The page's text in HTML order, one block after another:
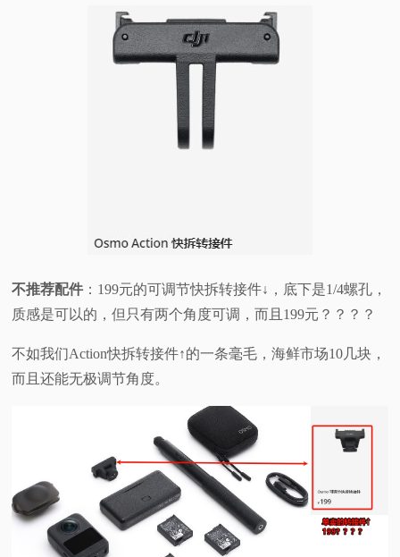
不推荐配件 ：199元的可调节快拆转接件↓，底下是1/4螺孔，
质感是可以的，但只有两个角度可调，而且199元？？？？
不如我们Action快拆转接件↑的一条毫毛，海鲜市场10几块，
而且还能无极调节角度。